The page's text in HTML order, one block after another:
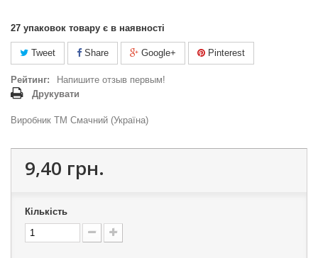
27 упаковок товару є в наявності
Tweet Share Google+ Pinterest
Рейтинг:
Напишите отзыв первым!
Друкувати
Виробник ТМ Смачний (Україна)
9,40 грн.
Кількість